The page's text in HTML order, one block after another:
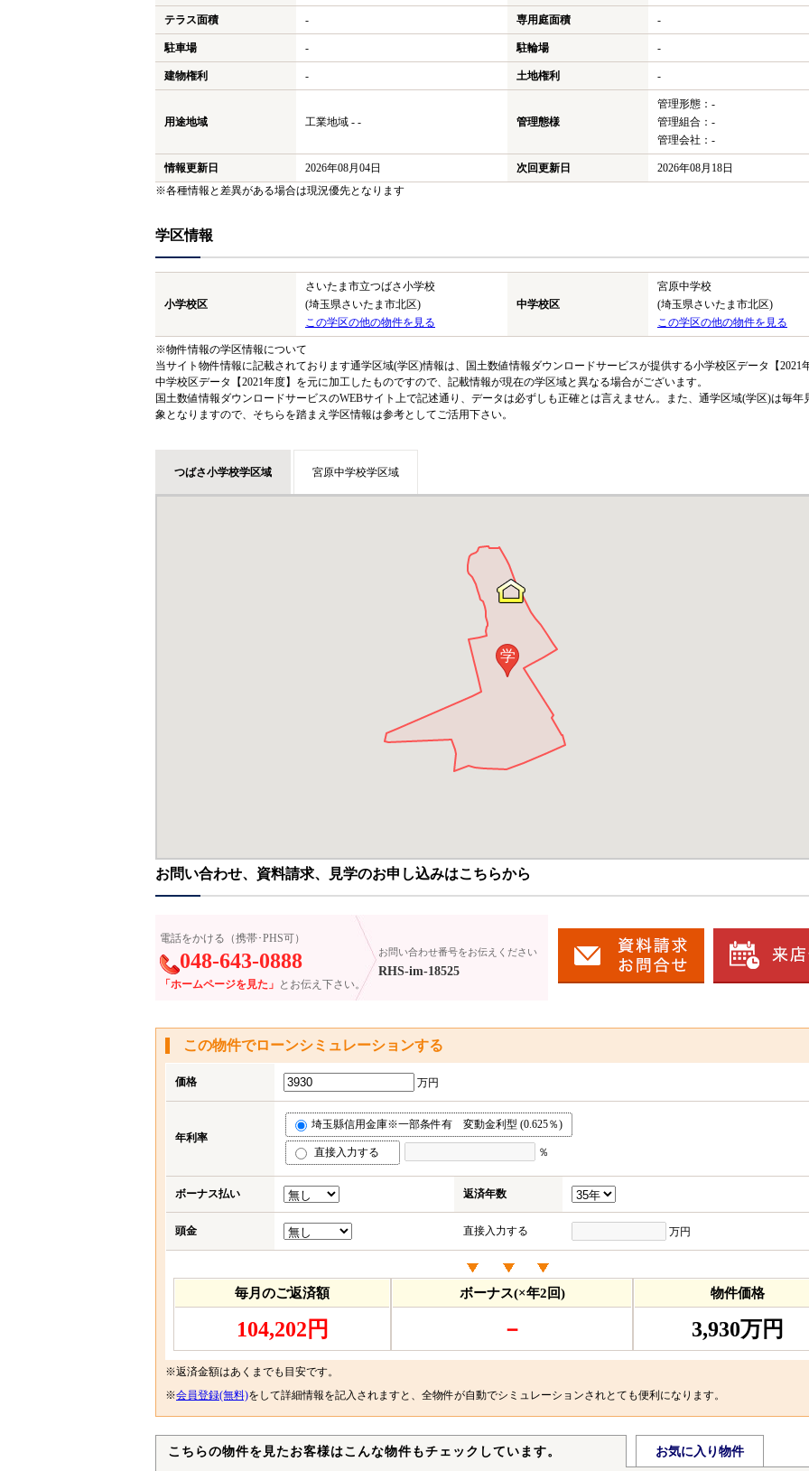
テラス面積 - 専用庭面積 -
駐車場 - 駐輪場 -
建物権利 - 土地権利 -
用途地域 工業地域 - - 管理態様
管理形態：-
管理組合：-
管理会社：-
情報更新日 2026年08月04日 次回更新日
2026年08月18日
※各種情報と差異がある場合は現況優先となります
学区情報
小学校区
さいたま市立つばさ小学校
(埼玉県さいたま市北区)
この学区の他の物件を見る
中学校区
宮原中学校
(埼玉県さいたま市北区)
この学区の他の物件を見る
※物件情報の学区情報について
当サイト物件情報に記載されております通学区域(学区)情報は、国土数値情報ダウンロードサービスが提供する小学校区データ【2021
中学校区データ【2021年度】を元に加工したものですので、記載情報が現在の学区域と異なる場合がございます。
国土数値情報ダウンロードサービスのWEBサイト上で記述通り、データは必ずしも正確とは言えません。また、通学区域(学区)は毎年
象となりますので、そちらを踏まえ学区情報は参考としてご活用下さい。
つばさ小学校学区域 宮原中学校学区域
学
お問い合わせ、資料請求、見学のお申し込みはこちらから
電話をかける（携帯･PHS可）
048-643-0888
「ホームページを見た」 とお伝え下さい。
お問い合わせ番号をお伝えください
RHS-im-18525
この物件でローンシミュレーションする
価格 万円
年利率
埼玉縣信用金庫※一部条件有 変動金利型 (0.625％)
直接入力する ％
ボーナス払い 返済年数
頭金 直接入力する 万円
毎月のご返済額
104,202円
ボーナス(×年2回)
－
物件価格
3,930万円
※返済金額はあくまでも目安です。
※会員登録(無料)をして詳細情報を記入されますと、全物件が自動でシミュレーションされとても便利になります。
こちらの物件を見たお客様はこんな物件もチェックしています。 お気に入り物件